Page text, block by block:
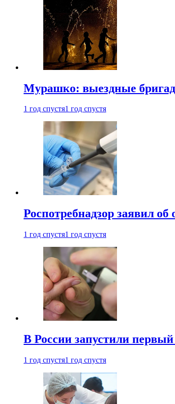
Мурашко: выездные
1 год спустя1 год спустя
Роспотребнадзор заявил
1 год спустя1 год спустя
В России запустили
1 год спустя1 год спустя